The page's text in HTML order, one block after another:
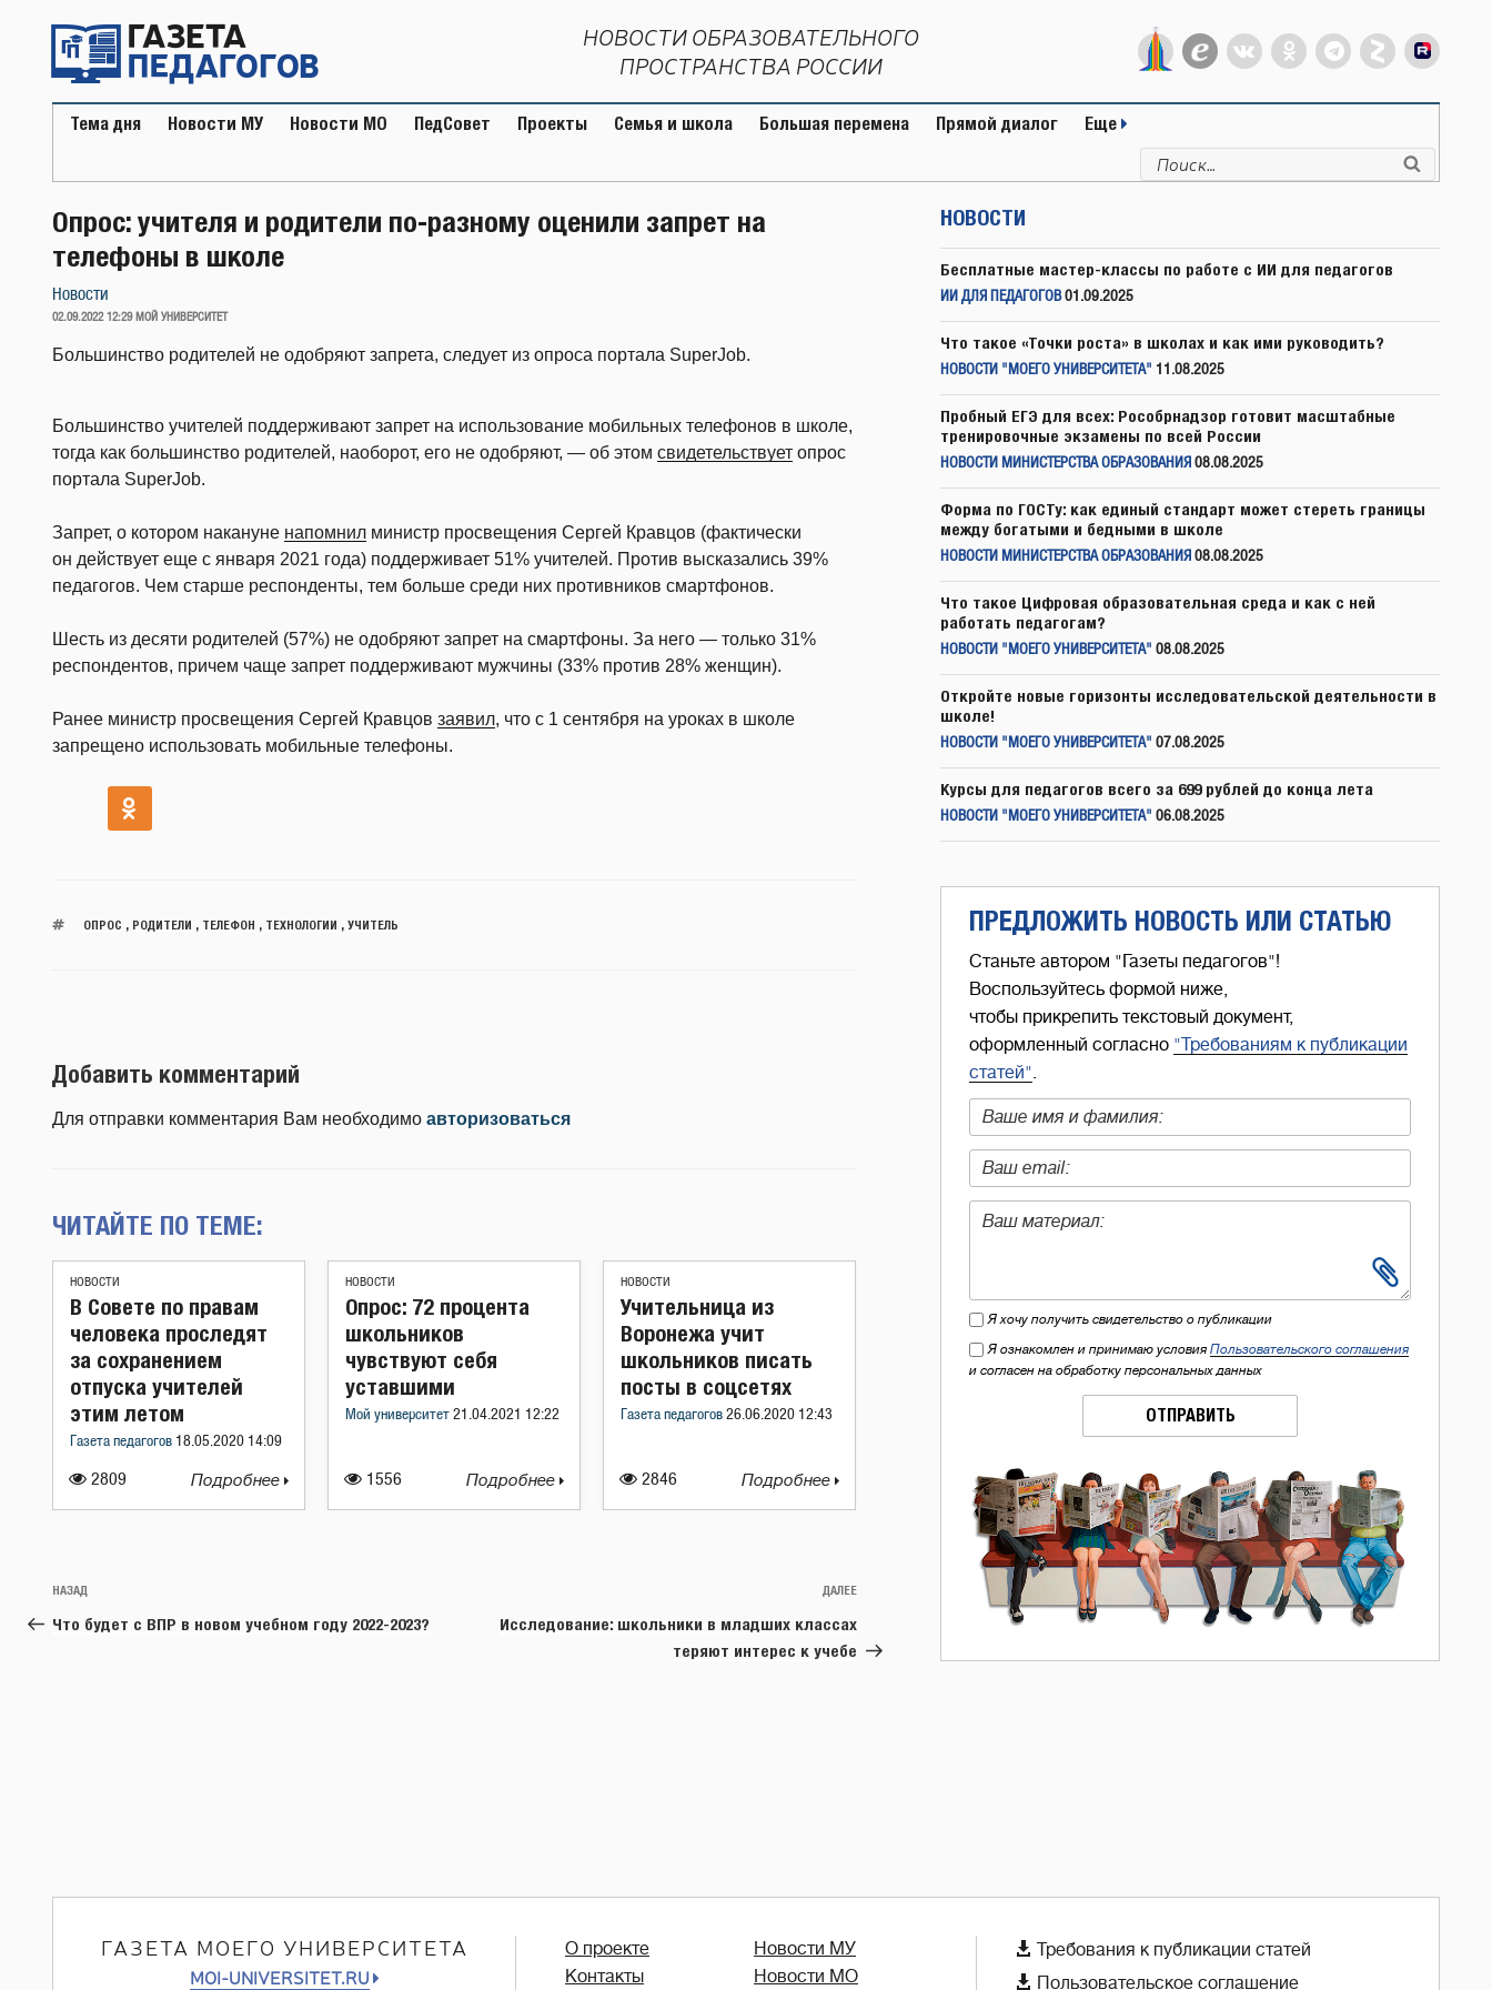
содержимому
НОВОСТИ ОБРАЗОВАТЕЛЬНОГО
ПРОСТРАНСТВА РОССИИ
Тема дня Новости МУ Новости МО ПедСовет Проекты Семья и школа Большая перемена Прямой диалог Еще
Искать:
Опрос: учителя и родители по-разному оценили запрет на
телефоны в школе
Новости
ОПУБЛИКОВАНО
02.09.2022 12:29 МОЙ УНИВЕРСИТЕТ
Большинство родителей не одобряют запрета, следует из опроса портала SuperJob.
Большинство учителей поддерживают запрет на использование мобильных телефонов в школе,
тогда как большинство родителей, наоборот, его не одобряют, — об этом свидетельствует опрос
портала SuperJob.
Запрет, о котором накануне напомнил министр просвещения Сергей Кравцов (фактически
он действует еще с января 2021 года) поддерживает 51% учителей. Против высказались 39%
педагогов. Чем старше респонденты, тем больше среди них противников смартфонов.
Шесть из десяти родителей (57%) не одобряют запрет на смартфоны. За него — только 31%
респондентов, причем чаще запрет поддерживают мужчины (33% против 28% женщин).
Ранее министр просвещения Сергей Кравцов заявил, что с 1 сентября на уроках в школе
запрещено использовать мобильные телефоны.
ОПРОС РОДИТЕЛИ ТЕЛЕФОН ТЕХНОЛОГИИ УЧИТЕЛЬ
Добавить комментарий
Для отправки комментария Вам необходимо авторизоваться
ЧИТАЙТЕ ПО ТЕМЕ:
НОВОСТИ
2809
В Совете по правам
человека проследят
за сохранением
отпуска учителей
этим летом
Газета педагогов 18.05.2020 14:09
Подробнее
НОВОСТИ
1556
Опрос: 72 процента
школьников
чувствуют себя
уставшими
Мой университет 21.04.2021 12:22
Подробнее
НОВОСТИ
2846
Учительница из
Воронежа учит
школьников писать
посты в соцсетях
Газета педагогов 26.06.2020 12:43
Подробнее
Навигация
по
Предыдущая
запись:
НАЗАД
Что будет с ВПР в новом учебном году 2022-2023?
Следующая
запись
ДАЛЕЕ
Исследование: школьники в младших классах
теряют интерес к учебе
НОВОСТИ
Бесплатные мастер-классы по работе с ИИ для педагогов
ИИ ДЛЯ ПЕДАГОГОВ 01.09.2025
Что такое «Точки роста» в школах и как ими руководить?
НОВОСТИ "МОЕГО УНИВЕРСИТЕТА" 11.08.2025
Пробный ЕГЭ для всех: Рособрнадзор готовит масштабные
тренировочные экзамены по всей России
НОВОСТИ МИНИСТЕРСТВА ОБРАЗОВАНИЯ 08.08.2025
Форма по ГОСТу: как единый стандарт может стереть границы
между богатыми и бедными в школе
НОВОСТИ МИНИСТЕРСТВА ОБРАЗОВАНИЯ 08.08.2025
Что такое Цифровая образовательная среда и как с ней
работать педагогам?
НОВОСТИ "МОЕГО УНИВЕРСИТЕТА" 08.08.2025
Откройте новые горизонты исследовательской деятельности в
школе!
НОВОСТИ "МОЕГО УНИВЕРСИТЕТА" 07.08.2025
Курсы для педагогов всего за 699 рублей до конца лета
НОВОСТИ "МОЕГО УНИВЕРСИТЕТА" 06.08.2025
ПРЕДЛОЖИТЬ НОВОСТЬ ИЛИ СТАТЬЮ
Станьте автором "Газеты педагогов"!
Воспользуйтесь формой ниже,
чтобы прикрепить текстовый документ,
оформленный согласно "Требованиям к публикации
статей".
Я хочу получить свидетельство о публикации
Я ознакомлен и принимаю условия Пользовательского соглашения
и согласен на обработку персональных данных
ОТПРАВИТЬ
ГАЗЕТА МОЕГО УНИВЕРСИТЕТА
MOI-UNIVERSITET.RU
О проекте
Контакты
Новости МУ
Новости МО
 Требования к публикации статей
 Пользовательское соглашение